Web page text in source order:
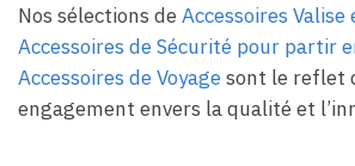
Nos sélections deAccessoires Valise
Accessoires de Sécurité pour partir
Accessoires de Voyagesont le reflet
engagement envers la qualité et